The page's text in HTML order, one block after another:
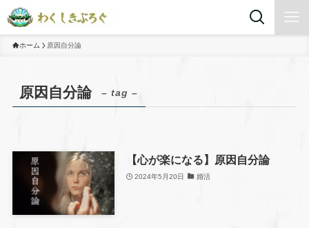
ホーム 原因自分論
原因自分論 – tag –
【心が楽になる】原因自分論
2024年5月20日 婚活